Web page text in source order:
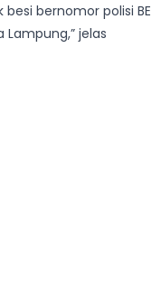
besi bernomor polisi BE
Lampung,” jelas